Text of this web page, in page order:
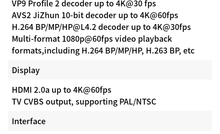
VP9 Proﬁle 2 decoder up to 4K@30 fps
AVS2 JiZhun 10-bit decoder up to 4K@60fps
H.264 BP/MP/HP@L4.2 decoder up to 4K@30fps
Multi-format 1080p@60fps video playback
formats,including H.264 BP/MP/HP, H.263 BP, etc
Display
HDMI 2.0a up to 4K@60fps
TV CVBS output, supporting PAL/NTSC
Interface